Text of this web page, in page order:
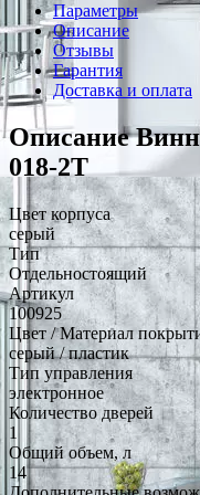
Параметры
Описание
Отзывы
Гарантия
Доставка и оплата
Описание
018-2Т
Цвет корпуса
серый
Тип
Отдельностоящий
Артикул
100925
Цвет / Материал
серый / пластик
Тип управления
электронное
Количество дверей
1
Общий объем, л
14